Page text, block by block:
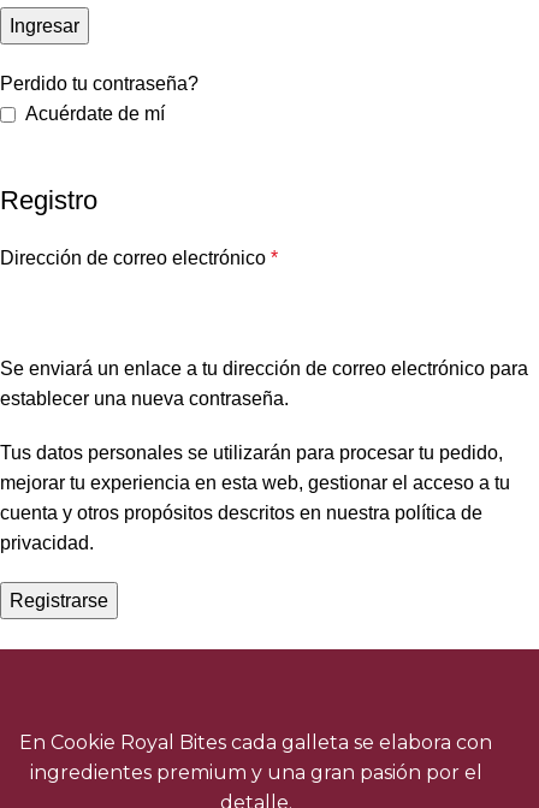
Ingresar
Perdido tu contraseña?
Acuérdate de mí
Registro
Dirección de correo electrónico *
Se enviará un enlace a tu dirección de correo electrónico para
establecer una nueva contraseña.
Tus datos personales se utilizarán para procesar tu pedido,
mejorar tu experiencia en esta web, gestionar el acceso a tu
cuenta y otros propósitos descritos en nuestra política de
privacidad.
Registrarse
En Cookie Royal Bites cada galleta se elabora con
ingredientes premium y una gran pasión por el
detalle.